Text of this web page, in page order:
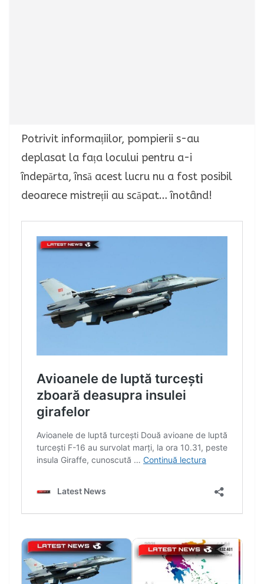
Potrivit informațiilor, pompierii s-au
deplasat la fața locului pentru a-i
îndepărta, însă acest lucru nu a fost posibil
deoarece mistreții au scăpat… înotând!